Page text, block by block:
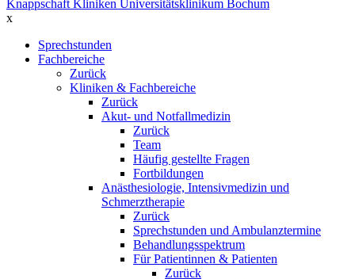
Knappschaft Kliniken Universitätsklinikum Bochum
x
Sprechstunden
Fachbereiche
Zurück
Kliniken & Fachbereiche
Zurück
Akut- und Notfallmedizin
Zurück
Team
Häufig gestellte Fragen
Fortbildungen
Anästhesiologie, Intensivmedizin und
Schmerztherapie
Zurück
Sprechstunden und Ambulanztermine
Behandlungsspektrum
Für Patientinnen & Patienten
Zurück